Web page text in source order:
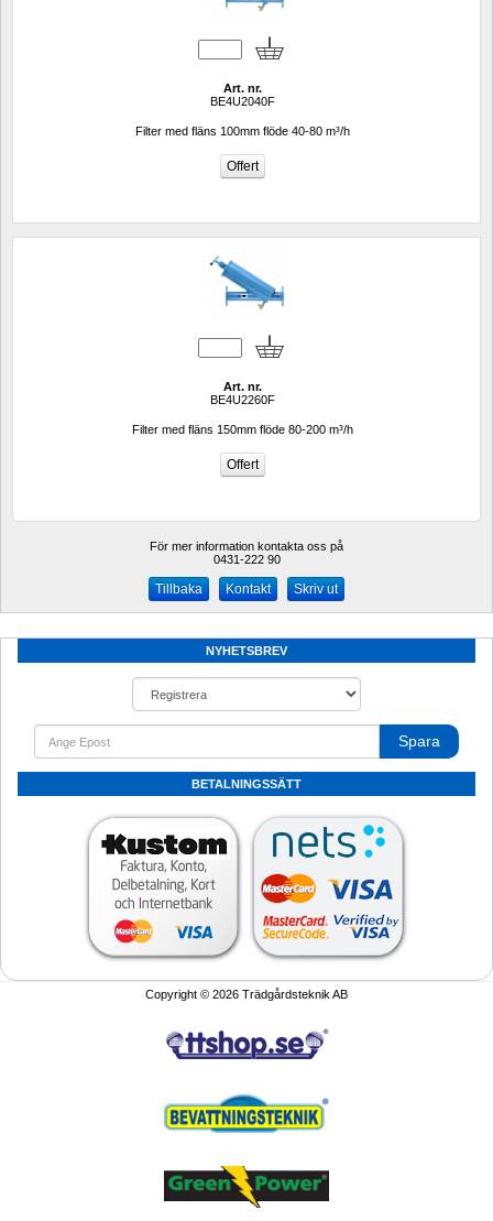
Art. nr.
BE4U2040F
Filter med fläns 100mm flöde 40-80 m³/h
Art. nr.
BE4U2260F
Filter med fläns 150mm flöde 80-200 m³/h
För mer information kontakta oss på
0431-222 90
Kontakt Skriv ut
NYHETSBREV
Spara
BETALNINGSSÄTT
Copyright © 2026 Trädgårdsteknik AB